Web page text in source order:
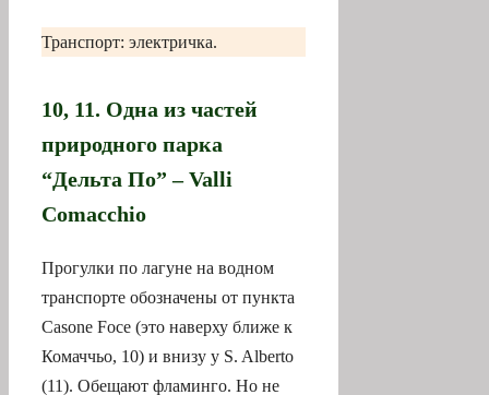
Транспорт: электричка.
10, 11. Одна из частей
природного парка
“Дельта По” – Valli
Comacchio
Прогулки по лагуне на водном
транспорте обозначены от пункта
Casone Foce (это наверху ближе к
Комаччьо, 10) и внизу у S. Alberto
(11). Обещают фламинго. Но не